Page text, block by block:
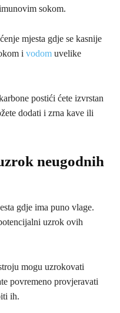
sokom.
mjesta gdje se kasnije
i vodom uvelike
postići ćete izvrstan
dodati i zrna kave ili
neugodnih
gdje ima puno vlage.
uzrok ovih
mogu uzrokovati
povremeno provjeravati
ih.